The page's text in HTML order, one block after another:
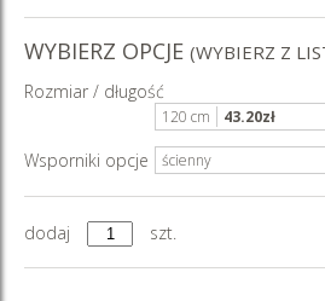
WYBIERZ OPCJE (WYBIERZ Z
Rozmiar / długość
120 cm 43.20zł
Wsporniki opcje ścienny
dodaj szt.